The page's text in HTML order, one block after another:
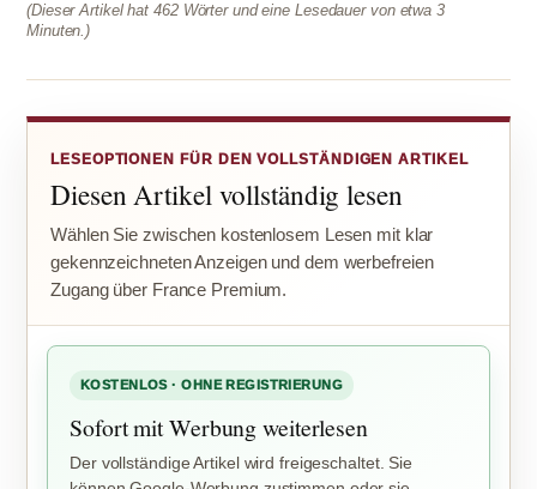
(Dieser Artikel hat 462 Wörter und eine Lesedauer von etwa 3
Minuten.)
LESEOPTIONEN FÜR DEN VOLLSTÄNDIGEN ARTIKEL
Diesen Artikel vollständig lesen
Wählen Sie zwischen kostenlosem Lesen mit klar
gekennzeichneten Anzeigen und dem werbefreien
Zugang über France Premium.
KOSTENLOS · OHNE REGISTRIERUNG
Sofort mit Werbung weiterlesen
Der vollständige Artikel wird freigeschaltet. Sie